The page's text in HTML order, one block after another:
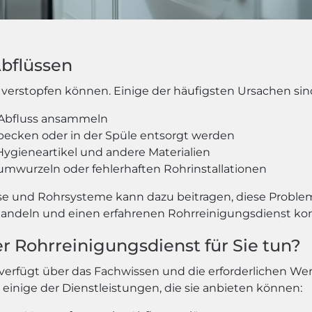
können. Einige der häufigsten Ursachen
ansammeln
oder in der Spüle entsorgt werden
und andere Materialien
oder fehlerhaften Rohrinstallationen
und Rohrsysteme kann dazu beitragen, diese
und einen erfahrenen Rohrreinigungsdienst
Rohrreinigungsdienst für Sie tun?
über das Fachwissen und die erforderlichen
der Dienstleistungen, die sie anbieten können: